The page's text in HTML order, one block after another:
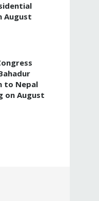
August
to Nepal
on August